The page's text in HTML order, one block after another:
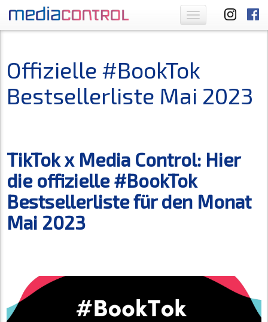
Toggle
navigation
Offizielle #BookTok
Bestsellerliste Mai 2023
TikTok x Media Control: Hier
die offizielle #BookTok
Bestsellerliste für den Monat
Mai 2023